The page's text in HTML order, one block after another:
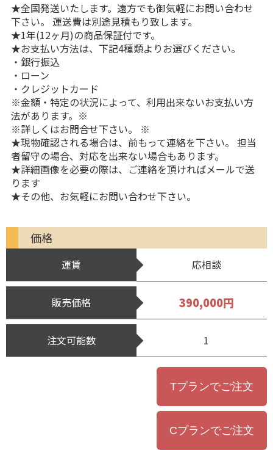
★全国発送いたします。遠方でも御気軽にお問い合わせ
下さい。 運送費は別途見積もり致します。
★1年(12ヶ月)の商品保証付です。
★お支払い方法は、下記4種類よりお選びください。
・銀行振込
・ローン
・クレジットカード
※金額・特定の状況によって、利用出来ないお支払い方
法があります。※
※詳しくはお問合せ下さい。 ※
★現物確認される場合は、前もって連絡を下さい。 担当
者留守の場合、対応を出来ない場合もあります。
★詳細画像を必要の際は、ご連絡を頂ければメールで送
ります
★その他、お気軽にお問い合わせ下さい。
価格
運賃 応相談
販売価格 390,000円
注文可能数 1